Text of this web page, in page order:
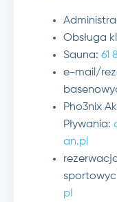
Obsługa
Sauna: 61
e-mail/
Pho3nix
Pływania:
an.pl
pl